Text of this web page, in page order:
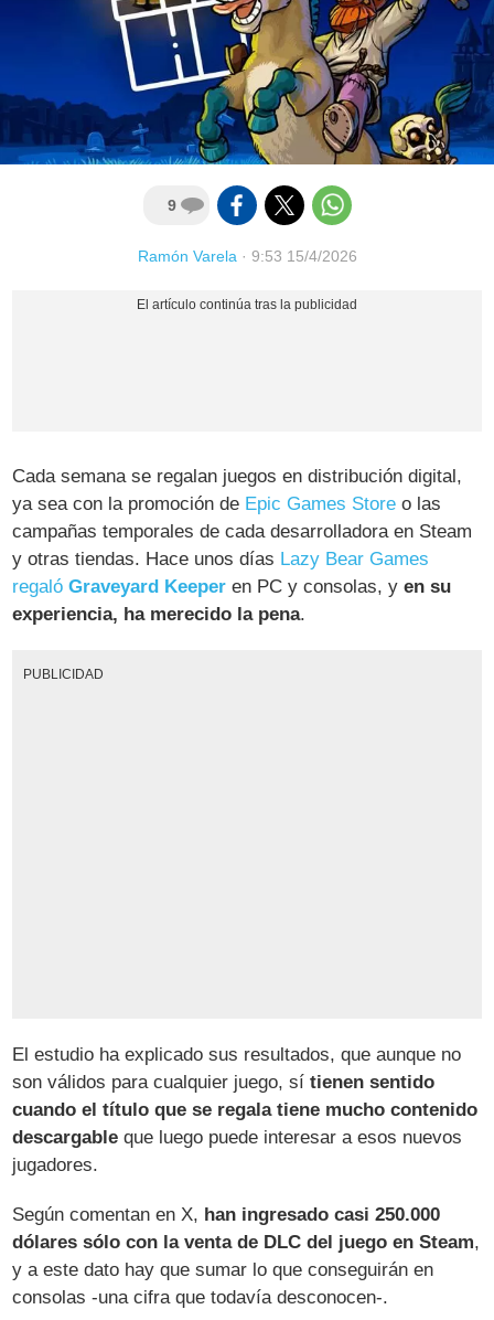
9
Ramón Varela· 9:53 15/4/2026
Cada semana se regalan juegos en distribución digital,
ya sea con la promoción de Epic Games Store o las
campañas temporales de cada desarrolladora en Steam
y otras tiendas. Hace unos días Lazy Bear Games
regaló Graveyard Keeper en PC y consolas, yen su
experiencia, ha merecido la pena.
PUBLICIDAD
El estudio ha explicado sus resultados, que aunque no
son válidos para cualquier juego, sítienen sentido
cuando el título que se regala tiene mucho contenido
descargable que luego puede interesar a esos nuevos
jugadores.
Según comentan en X, han ingresado casi 250.000
dólares sólo con la venta de DLC del juego en Steam,
y a este dato hay que sumar lo que conseguirán en
consolas -una cifra que todavía desconocen-.